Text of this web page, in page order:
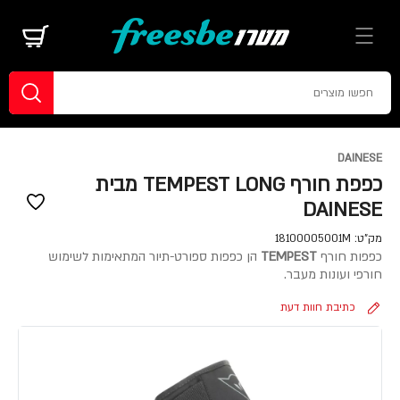
DAINESE
כפפת חורף TEMPEST LONG מבית
DAINESE
מק"ט: 18100005001M
כפפות חורף TEMPEST הן כפפות ספורט-תיור המתאימות לשימוש
חורפי ועונות מעבר.
כתיבת חוות דעת